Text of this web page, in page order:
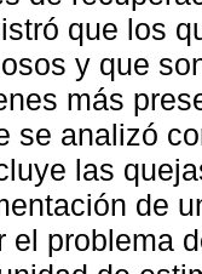
que los
y que
más
se analizó
las
de
el problema